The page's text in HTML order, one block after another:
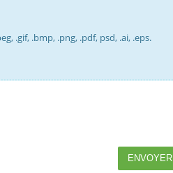
.gif, .bmp, .png, .pdf, psd, .ai, .eps.
ENVOYER